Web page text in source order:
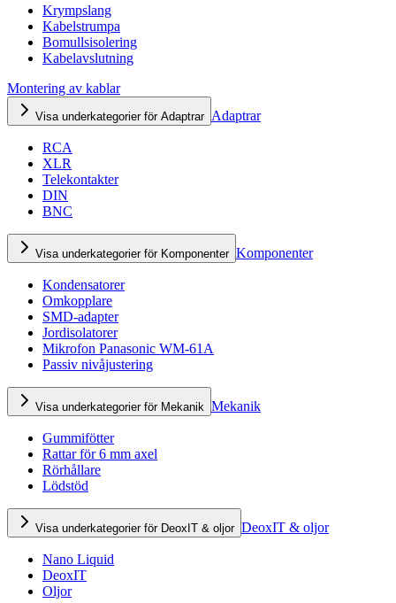
Krympslang
Kabelstrumpa
Bomullsisolering
Kabelavslutning
Montering av kablar
Visa underkategorier för Adaptrar Adaptrar
RCA
XLR
Telekontakter
DIN
BNC
Visa underkategorier för Komponenter Komponenter
Kondensatorer
Omkopplare
SMD-adapter
Jordisolatorer
Mikrofon Panasonic WM-61A
Passiv nivåjustering
Visa underkategorier för Mekanik Mekanik
Gummifötter
Rattar för 6 mm axel
Rörhållare
Lödstöd
Visa underkategorier för DeoxIT & oljor DeoxIT & oljor
Nano Liquid
DeoxIT
Oljor